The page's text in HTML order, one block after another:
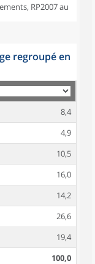
RP2007 au
regroupé en
8,4
4,9
10,5
16,0
14,2
26,6
19,4
100,0